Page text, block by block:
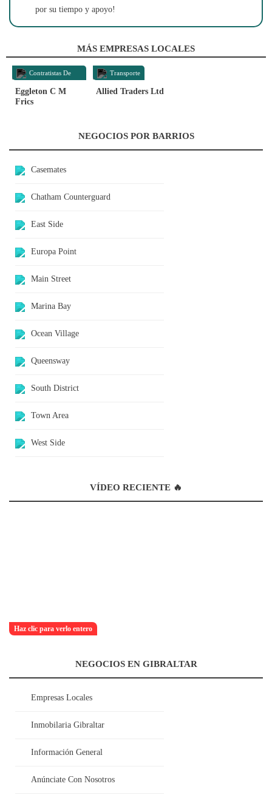
por su tiempo y apoyo!
MÁS EMPRESAS LOCALES
Contratistas De
Construcción
Eggleton C M
Frics
Transporte
Allied Traders Ltd
NEGOCIOS POR BARRIOS
Casemates
Chatham Counterguard
East Side
Europa Point
Main Street
Marina Bay
Ocean Village
Queensway
South District
Town Area
West Side
VÍDEO RECIENTE 🔥
Haz clic para verlo entero
NEGOCIOS EN GIBRALTAR
Empresas Locales
Inmobilaria Gibraltar
Información General
Anúnciate Con Nosotros